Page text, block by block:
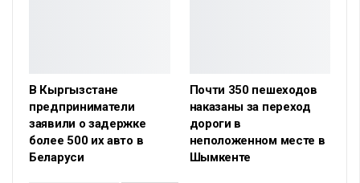
В Кыргызстане
предприниматели
заявили о задержке
более 500 их авто в
Беларуси
Почти 350 пешеходов
наказаны за переход
дороги в
неположенном месте в
Шымкенте